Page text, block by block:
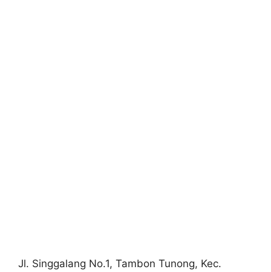
Jl. Singgalang No.1, Tambon Tunong, Kec.